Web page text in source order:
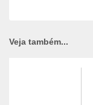
Veja também...